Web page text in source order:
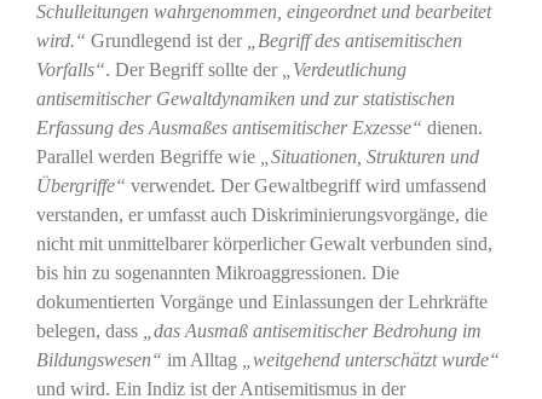
Schulleitungen wahrgenommen, eingeordnet und bearbeitet
wird.“ Grundlegend ist der
„Begriff des antisemitischen
Vorfalls“. Der Begriff sollte der
„Verdeutlichung
antisemitischer Gewaltdynamiken und zur statistischen
Erfassung des Ausmaßes antisemitischer Exzesse“ dienen.
Parallel werden Begriffe wie
„Situationen, Strukturen und
Übergriffe“ verwendet. Der Gewaltbegriff wird umfassend
verstanden, er umfasst auch Diskriminierungsvorgänge, die
nicht mit unmittelbarer körperlicher Gewalt verbunden sind,
bis hin zu sogenannten Mikroaggressionen. Die
dokumentierten Vorgänge und Einlassungen der Lehrkräfte
belegen, dass
„das Ausmaß antisemitischer Bedrohung im
Bildungswesen“ im Alltag
„weitgehend unterschätzt wurde“
und wird. Ein Indiz ist der Antisemitismus in der